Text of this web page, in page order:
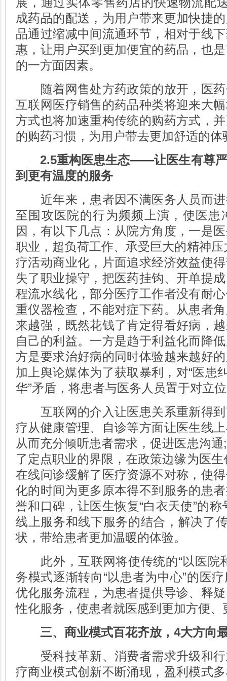
成药品的配送，为用户带来更加快捷
品通过缩减中间流通环节，相对于线
惠，让用户买到更加便宜的药品，也
的一方面因素。
随着网售处方药政策的放开，医药
互联网医疗销售的药品种类将迎来大
方式也将加速重构传统的购药方式，
的购药习惯，为用户带去更加舒适的体
2.5重构医患生态——让医生有尊
到更有温度的服务
近年来，患者因不满医务人员而进
至围攻医院的行为频频上演，使医患
因，有以下几点：从院方角度，一是
职业，超负荷工作、承受巨大的精神
疗活动商业化，片面追求经济效益使
失了职业操守，把医药挂钩、开单提
程流水线化，部分医疗工作者没有耐
重仪器检查，不能对症下药。从患者
来越强，既然花钱了肯定得看好病，
自己的利益。一方是趋于利益化而降
方是要求治好病的同时体验越来越好
加上舆论媒体为了获取暴利，对“医患
华”矛盾，将患者与医务人员置于对立
互联网的介入让医患关系重新得到
疗从健康管理、自诊等方面让医生线
从而充分倾听患者需求，促进医患沟
了定点职业的界限，在政策边缘为医
在线问诊缓解了医疗资源不对称，使
化的时间为更多原本得不到服务的患
誉和口碑，让医生恢复“白衣天使”的
线上服务和线下服务的结合，解决了
状，带给患者更加温暖的体验。
此外，互联网将使传统的“以医院
务模式逐渐转向“以患者为中心”的医
优化服务流程，为患者提供导诊、释
性化服务，使患者就医感到更加方便、
三、商业模式百花齐放，4大方向
受科技革新、消费者需求升级和行
疗商业模式创新不断涌现，盈利模式